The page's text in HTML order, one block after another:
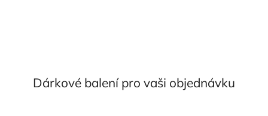
Dárkové balení pro vaši objednávku